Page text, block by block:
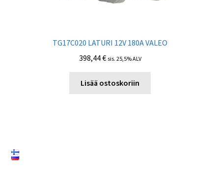
TG17C020 LATURI 12V 180A VALEO
398,44€ sis. 25,5% ALV
Lisää ostoskoriin